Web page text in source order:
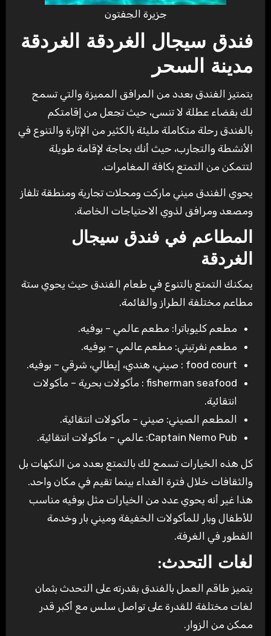
جزيرة الجفتون
فندق سيجال الغردقة الغردقة
مدينة السحر
يتمتيز الفندق بعدد من المرافق المميزة والتي تسمح
لك بقضاء عطلة لا تنسى، حيث تجعل من إقامتكم
بالفندق رحلة متكاملة مليئة بالكثير من الإثارة والتنوع في
الأنشطة والتجارب، حيث أنك بحاجة لإقامة طويلة
لتتمكن من التمتع بكافة المغامرات.
يحوي الفندق ميني ماركت ومحلات تجارية ومنطقة تلفاز
ومصعد ومرافق لذوي الاحتياجات الخاصة.
المطاعم في فندق سيجال
الغردقة
يمكنك التمتع بالتنوع في طعام الفندق حيث يحوي ستة
مطاعم مختلفة الطراز والقائمة.
مطعم كليوباترا: مطعم عالمي – بوفيه.
مطعم نفرتيتي: مطعم عالمي – بوفيه.
food court : صيني، هندي، إيطالي، شرقي – بوفيه.
fisherman seafood : مأكولات بحرية – مأكولات
انتقائية.
المطعم الصيني: صيني – مأكولات انتقائية.
Captain Nemo Pub: عالمي – مأكولات انتقائية.
كل هذه الخيارات تسمح لك بالتمتع بعدد من النكهات بل
والثقافات خلال فترة الغداء بينما تقيم في مكان واحد.
هذا غير أنه يحوي عدد من الخيارات مثل بوفيه مناسب
للأطفال وبار للمأكولات الخفيفة وميني بار وخدمة
الفطور في الغرفة.
لغات التحدث:
يتميز طاقم العمل بالفندق بقدرته على التحدث بثمان
لغات مختلفة للقدرة على تواصل سلس مع أكبر قدر
ممكن من الزوار.